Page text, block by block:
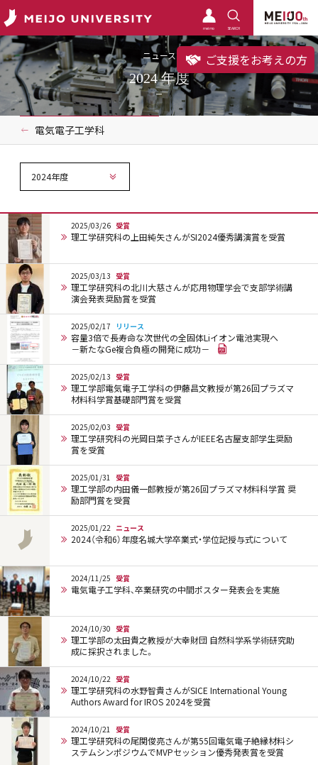
meimo SEARCH
ご支援をお考えの方
ニュース
2024 年度
電気電子工学科
2024年度
2025/03/26 受賞
理工学研究科の上田純矢さんがSI2024優秀講演賞を受賞
2025/03/13 受賞
理工学研究科の北川大慈さんが応用物理学会で支部学術講
演会発表奨励賞を受賞
2025/02/17 リリース
容量3倍で長寿命な次世代の全固体Liイオン電池実現へ
－新たなGe複合負極の開発に成功－
2025/02/13 受賞
理工学部電気電子工学科の伊藤昌文教授が第26回プラズマ
材料科学賞基礎部門賞を受賞
2025/02/03 受賞
理工学研究科の光岡日菜子さんがIEEE名古屋支部学生奨励
賞を受賞
2025/01/31 受賞
理工学部の内田儀一郎教授が第26回プラズマ材料科学賞 奨
励部門賞を受賞
2025/01/22 ニュース
2024（令和6）年度名城大学卒業式・学位記授与式について
2024/11/25 受賞
電気電子工学科、卒業研究の中間ポスター発表会を実施
2024/10/30 受賞
理工学部の太田貴之教授が大幸財団 自然科学系学術研究助
成に採択されました。
2024/10/22 受賞
理工学研究科の水野智貴さんがSICE International Young
Authors Award for IROS 2024を受賞
2024/10/21 受賞
理工学研究科の尾関俊亮さんが第55回電気電子絶縁材料シ
ステムシンポジウムでMVPセッション優秀発表賞を受賞